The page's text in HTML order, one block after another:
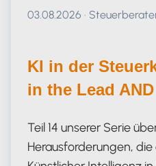
Veröffentlicht am
03.08.2026 ·
KI in der
in the Lead
Teil 14 unserer Serie
Herausforderungen,